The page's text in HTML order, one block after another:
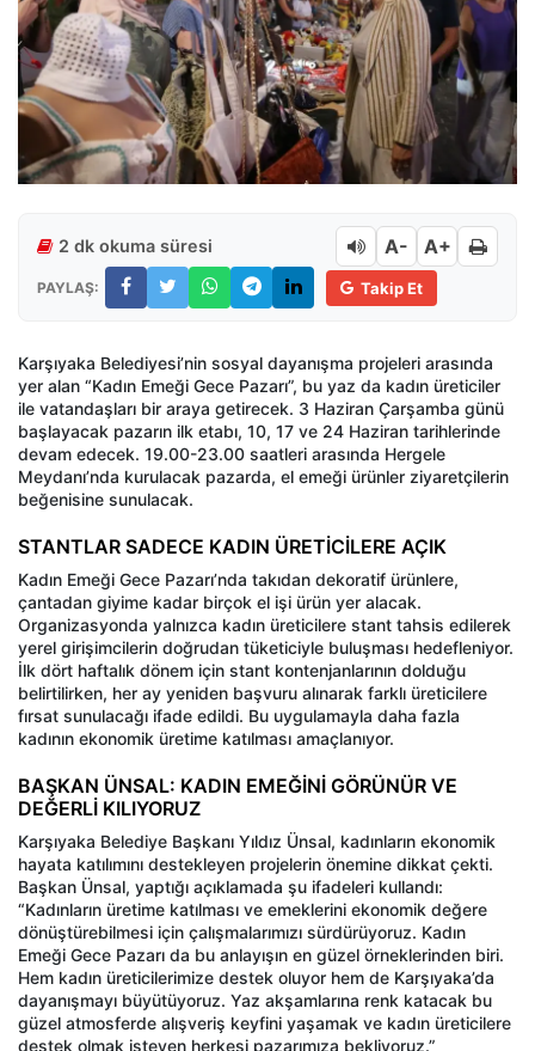
2 dk okuma süresi A- A+
PAYLAŞ: Takip Et
Karşıyaka Belediyesi’nin sosyal dayanışma projeleri arasında
yer alan “Kadın Emeği Gece Pazarı”, bu yaz da kadın üreticiler
ile vatandaşları bir araya getirecek. 3 Haziran Çarşamba günü
başlayacak pazarın ilk etabı, 10, 17 ve 24 Haziran tarihlerinde
devam edecek. 19.00-23.00 saatleri arasında Hergele
Meydanı’nda kurulacak pazarda, el emeği ürünler ziyaretçilerin
beğenisine sunulacak.
STANTLAR SADECE KADIN ÜRETİCİLERE AÇIK
Kadın Emeği Gece Pazarı’nda takıdan dekoratif ürünlere,
çantadan giyime kadar birçok el işi ürün yer alacak.
Organizasyonda yalnızca kadın üreticilere stant tahsis edilerek
yerel girişimcilerin doğrudan tüketiciyle buluşması hedefleniyor.
İlk dört haftalık dönem için stant kontenjanlarının dolduğu
belirtilirken, her ay yeniden başvuru alınarak farklı üreticilere
fırsat sunulacağı ifade edildi. Bu uygulamayla daha fazla
kadının ekonomik üretime katılması amaçlanıyor.
BAŞKAN ÜNSAL: KADIN EMEĞİNİ GÖRÜNÜR VE
DEĞERLİ KILIYORUZ
Karşıyaka Belediye Başkanı Yıldız Ünsal, kadınların ekonomik
hayata katılımını destekleyen projelerin önemine dikkat çekti.
Başkan Ünsal, yaptığı açıklamada şu ifadeleri kullandı:
“Kadınların üretime katılması ve emeklerini ekonomik değere
dönüştürebilmesi için çalışmalarımızı sürdürüyoruz. Kadın
Emeği Gece Pazarı da bu anlayışın en güzel örneklerinden biri.
Hem kadın üreticilerimize destek oluyor hem de Karşıyaka’da
dayanışmayı büyütüyoruz. Yaz akşamlarına renk katacak bu
güzel atmosferde alışveriş keyfini yaşamak ve kadın üreticilere
destek olmak isteyen herkesi pazarımıza bekliyoruz.”